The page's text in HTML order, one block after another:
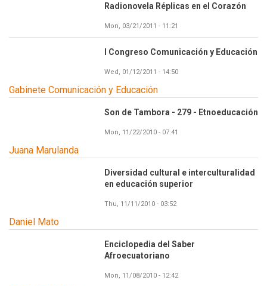
Radionovela Réplicas en el Corazón
Mon, 03/21/2011 - 11:21
I Congreso Comunicación y Educación
Wed, 01/12/2011 - 14:50
Gabinete Comunicación y Educación
Son de Tambora - 279 - Etnoeducación
Mon, 11/22/2010 - 07:41
Juana Marulanda
Diversidad cultural e interculturalidad
en educación superior
Thu, 11/11/2010 - 03:52
Daniel Mato
Enciclopedia del Saber
Afroecuatoriano
Mon, 11/08/2010 - 12:42